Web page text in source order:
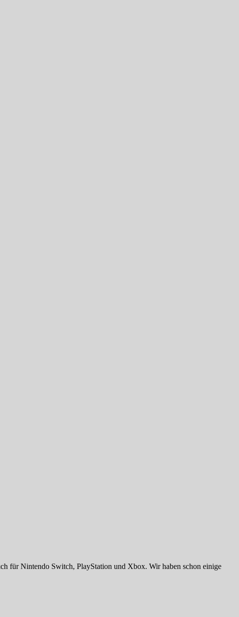
für Nintendo Switch, PlayStation und Xbox. Wir haben schon einige